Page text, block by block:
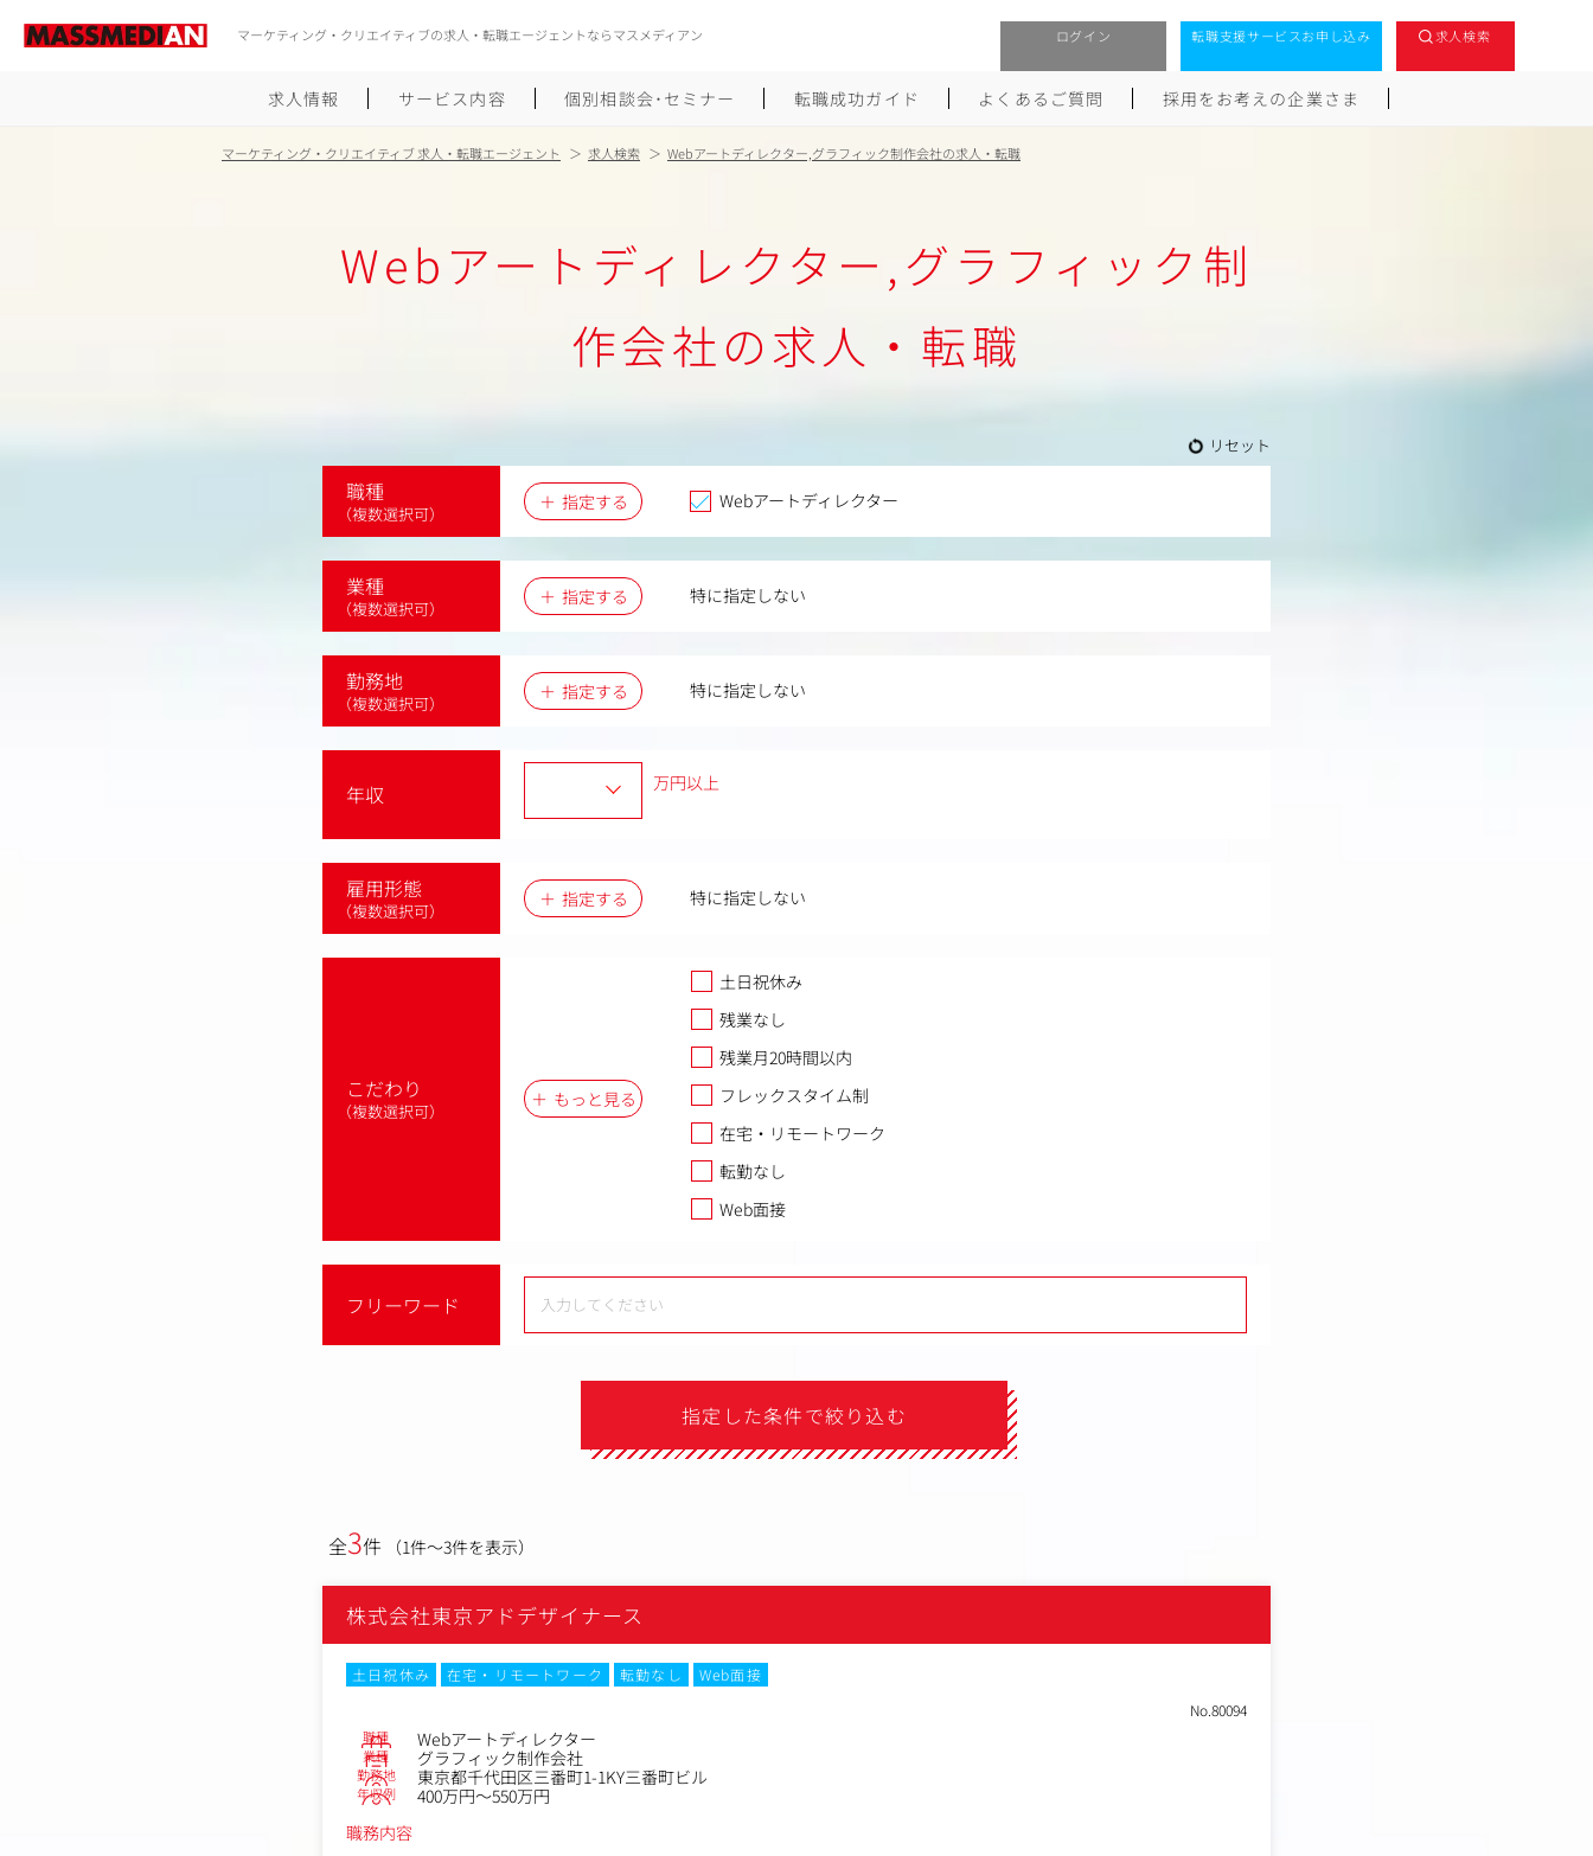
マーケティング・クリエイティブの求人・転職エージェントならマスメディアン ログイン 転職支援サービスお申し込み 求人検索
求人情報 サービス内容 個別相談会･セミナー 転職成功ガイド
履歴書のつくり方
ポートフォリオのつくり方
未経験から広告業界への転職
大手広告会社への転職
しゅふクリ･ママクリ転職
Uターン･Iターン転職
よくあるご質問 採用をお考えの企業さま
マーケティング・クリエイティブ 求人・転職エージェント 求人検索 Webアートディレクター,グラフィック制作会社の求人・転職
Webアートディレクター,グラフィック制
作会社の求人・転職
リセット
職種
（複数選択可）
指定する Webアートディレクター
業種
（複数選択可）
指定する 特に指定しない
勤務地
（複数選択可）
指定する 特に指定しない
年収 万円以上
雇用形態
（複数選択可）
指定する 特に指定しない
こだわり
（複数選択可）
もっと見る
土日祝休み
残業なし
残業月20時間以内
フレックスタイム制
在宅・リモートワーク
転勤なし
Web面接
フリーワード
指定した条件で絞り込む
全3件 （1件～3件を表示）
株式会社東京アドデザイナース
土日祝休み 在宅・リモートワーク 転勤なし
Web面接
No.80094
職種 Webアートディレクター
業種 グラフィック制作会社
勤務地 東京都千代田区三番町1-1KY三番町ビル
年収例
400万円～550万円
職務内容